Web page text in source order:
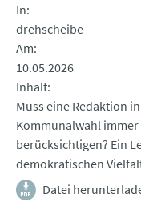
In
drehscheibe
Am
10.05.2026
Inhalt
Muss eine Redaktion
Kommunalwahl
berücksichtigen? Ein
demokratischen
Datei